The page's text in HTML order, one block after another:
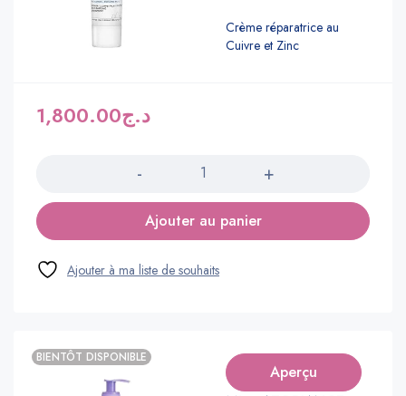
Crème réparatrice au
Cuivre et Zinc
د.ج1,800.00
Ajouter au panier
BIENTÔT DISPONIBLE
Aperçu